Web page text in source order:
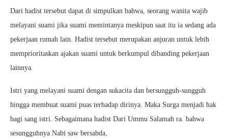
Dari hadist tersebut dapat di simpulkan bahwa, seorang wanita wajib
melayani suami jika suami memintanya meskipun saat itu ia sedang ada
pekerjaan rumah lain. Hadist tersebut merupakan anjuran untuk lebih
memprioritaskan ajakan suami untuk berkumpul dibanding pekerjaan
lainnya.
Istri yang melayani suami dengan sukacita dan bersungguh-sungguh
hingga membuat suami puas terhadap dirinya. Maka Surga menjadi hak
bagi sang istri. Sebagaimana hadist Dari Ummu Salamah ra. bahwa
sesungguhnya Nabi saw bersabda,